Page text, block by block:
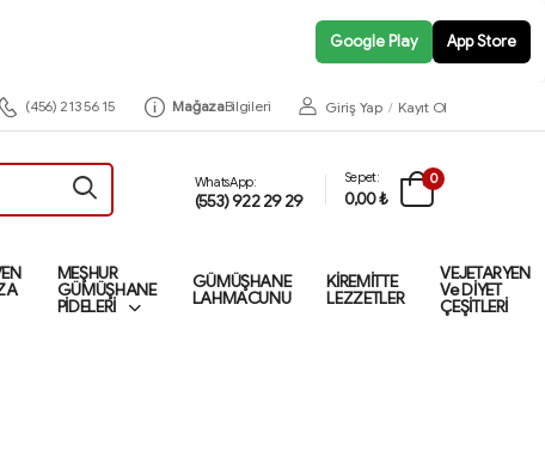
Google Play App Store
(456) 213 56 15 MağazaBilgileri Giriş Yap / Kayıt Ol
WhatsApp:
(553) 922 29 29
Sepet:
0,00 ₺
0
MEŞHUR
GÜMÜŞHANE
PİDELERİ
GÜMÜŞHANE
LAHMACUNU
KİREMİTTE
LEZZETLER
VEJETARYEN
Ve DİYET
ÇEŞİTLERİ